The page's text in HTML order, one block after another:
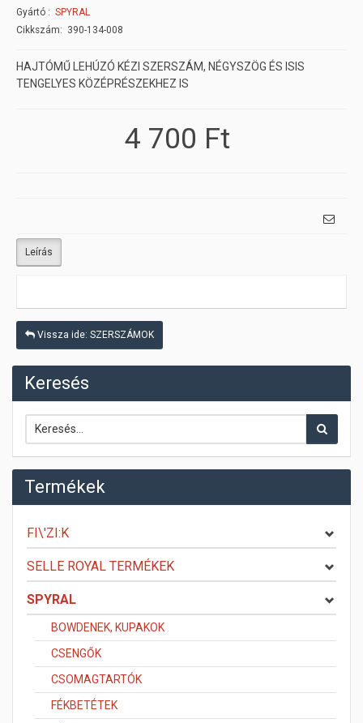
Gyártó
SPYRAL
Cikkszám: 390-134-008
HAJTÓMŰ LEHÚZÓ KÉZI SZERSZÁM, NÉGYSZÖG ÉS ISIS
TENGELYES KÖZÉPRÉSZEKHEZ IS
4 700 Ft
Leírás
Vissza ide: SZERSZÁMOK
Keresés
Termékek
FI\'ZI:K
SELLE ROYAL TERMÉKEK
SPYRAL
BOWDENEK, KUPAKOK
CSENGŐK
CSOMAGTARTÓK
FÉKBETÉTEK